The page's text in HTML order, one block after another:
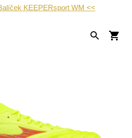
KEEPERsport WM <<